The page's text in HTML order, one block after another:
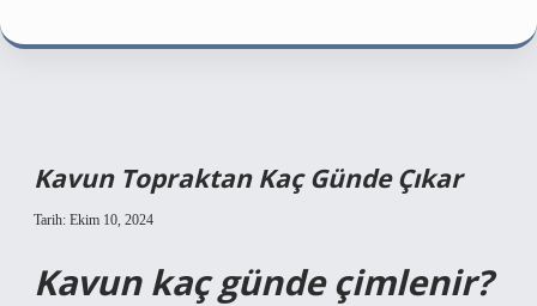
Kavun Topraktan Kaç Günde Çıkar
Tarih: Ekim 10, 2024
Kavun kaç günde çimlenir?